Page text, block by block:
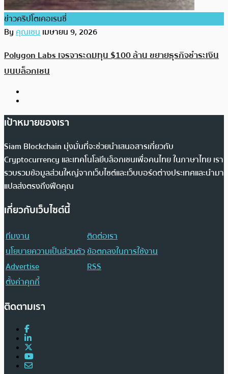
ข่าวคริปโตเคอเรนซี่
Byคุณเชนเมษายน 9, 2026
Polygon Labs เจรจาระดมทุน $100 ล้าน ขยายธุรกิจชำระเงิน
บนบล็อกเชน
เป้าหมายของเรา
Siam Blockchain มุ่งมั่นที่จะช่วยนำเสนอสารเกี่ยวกับ
Cryptocurrency และเทคโนโลยีบล็อกเชนเพื่อคนไทย ในภาษาไทย เรา
รวบรวมข้อมูลส่วนใหญ่จากเว็บไซต์และเว็บบอร์ดต่างประเทศและนำมา
แปลส่งตรงถึงฟีดคุณ
เกี่ยวกับเว็บไซต์นี้
ทีมงาน
ติดต่อเรา
นโยบายความเป็นส่วนตัวข้อตกลงในการใช้งาน
Advertise
RSS
ตั้งค่าคุกกี้
ติดตามเรา